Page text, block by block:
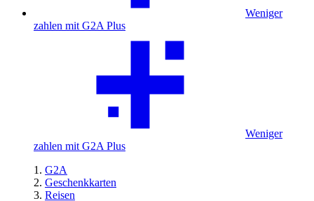
Weniger
zahlen mit G2A Plus
Weniger
zahlen mit G2A Plus
G2A
Geschenkkarten
Reisen